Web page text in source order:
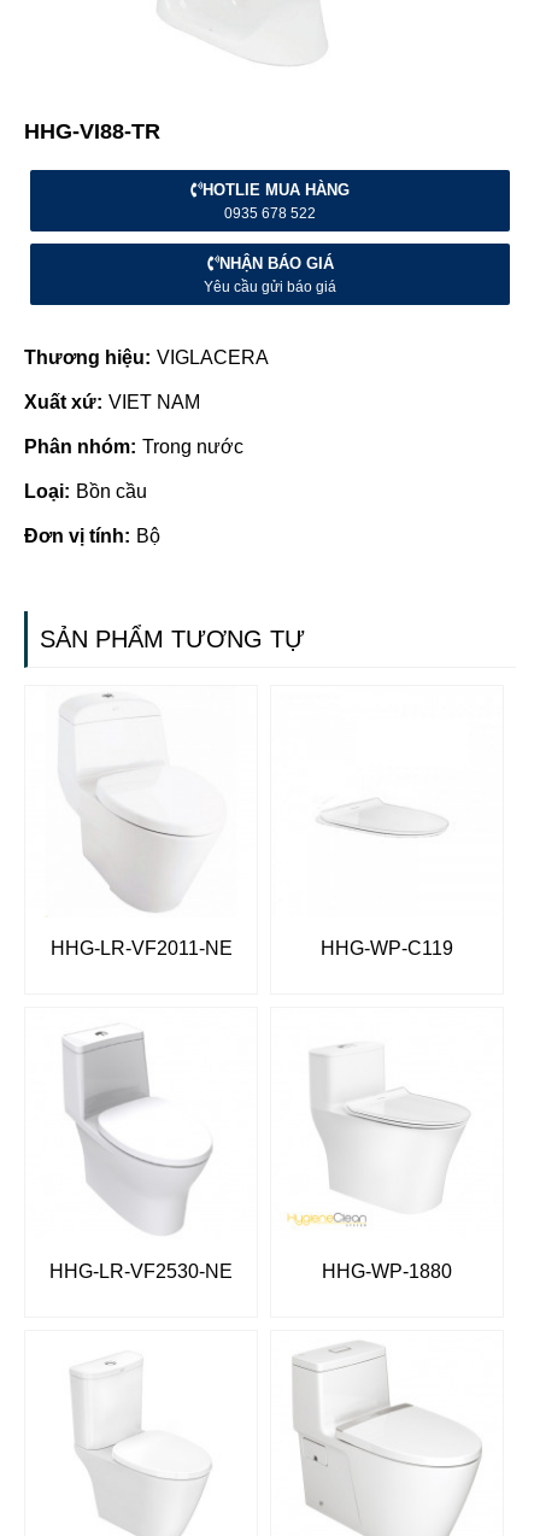
HHG-VI88-TR
HOTLIE MUA HÀNG
0935 678 522
NHẬN BÁO GIÁ
Yêu cầu gửi báo giá
Thương hiệu: VIGLACERA
Xuất xứ: VIET NAM
Phân nhóm: Trong nước
Loại: Bồn cầu
Đơn vị tính: Bộ
SẢN PHẨM TƯƠNG TỰ
HHG-LR-VF2011-NE HHG-WP-C119
HHG-LR-VF2530-NE HHG-WP-1880